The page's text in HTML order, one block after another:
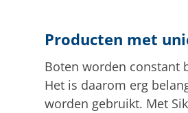
Producten met
Boten worden constant
Het is daarom erg
worden gebruikt. Met